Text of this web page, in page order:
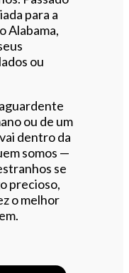
para a
Alabama,
ou
ou de um
dentro da
somos —
se
precioso,
o melhor